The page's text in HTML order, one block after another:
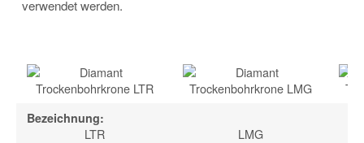
verwendet werden.
Bezeichnung:
LTR LMG